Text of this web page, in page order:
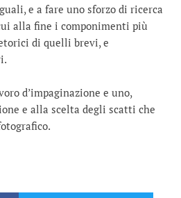
e a fare uno sforzo di ricerca
alla fine i componimenti più
di quelli brevi, e
d’impaginazione e uno,
e alla scelta degli scatti che